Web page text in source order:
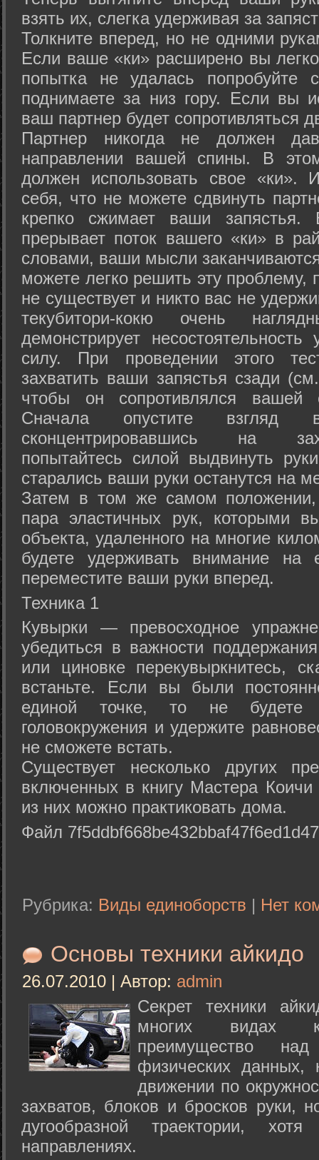
взять их, слегка удерживая за
Толкните вперед, но не одними
Если ваше «ки» расширено вы
попытка не удалась попробуйте
поднимаете за низ гору. Если вы
ваш партнер будет сопротивляться
Партнер никогда не должен
направлении вашей спины. В
должен использовать свое «ки».
себя, что не можете сдвинуть
крепко сжимает ваши запястья.
прерывает поток вашего «ки» в
словами, ваши мысли
можете легко решить эту проблему,
не существует и никто вас не
текубитори-кокю очень
демонстрирует
силу. При проведении этого
захватить ваши запястья сзади
чтобы он сопротивлялся вашей
Сначала опустите
сконцентрировавшись на
попытайтесь силой выдвинуть
старались ваши руки останутся на
Затем в том же самом положении,
пара эластичных рук, которыми
объекта, удаленного на многие
будете удерживать внимание на
переместите ваши руки вперед.
Техника 1
Кувырки — превосходное
убедиться в важности
или циновке перекувыркнитесь,
встаньте. Если вы были
единой точке, то не будете
головокружения и удержите
не сможете встать.
Существует несколько других
включенных в книгу Мастера
из них можно практиковать дома.
Файл
Рубрика: Виды единоборств | Нет
Основы техники айкидо
26.07.2010 | Автор: admin
Секрет техники
многих видах
преимущество
физических данных,
движении по
захватов, блоков и бросков руки,
дугообразной траектории,
направлениях.